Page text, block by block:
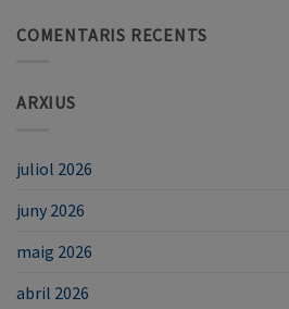
COMENTARIS RECENTS
ARXIUS
juliol 2026
juny 2026
maig 2026
abril 2026